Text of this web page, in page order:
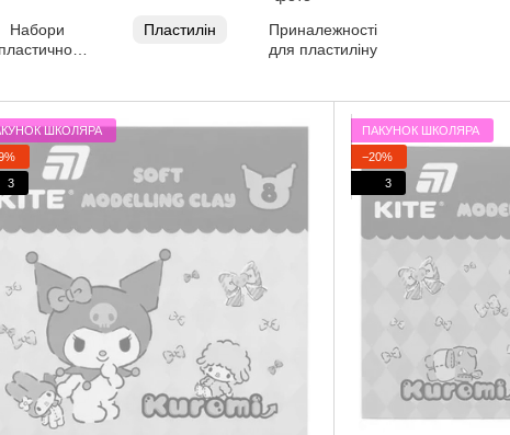
Набори
пластичної
Пластилін
Приналежності
для пластиліну
ШКОЛЯРА
3
ПАКУНОК ШКОЛЯРА
−20%
3